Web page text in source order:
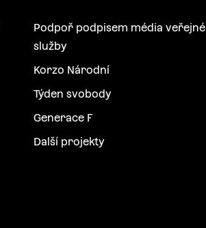
Podpoř podpisem média veřejné
služby
Korzo Národní
Týden svobody
Generace F
Další projekty